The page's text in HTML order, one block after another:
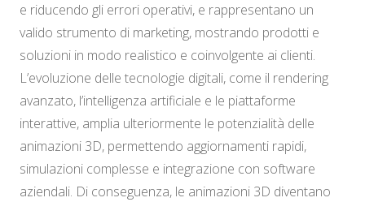
e riducendo gli errori operativi, e rappresentano un
valido strumento di marketing, mostrando prodotti e
soluzioni in modo realistico e coinvolgente ai clienti.
L’evoluzione delle tecnologie digitali, come il rendering
avanzato, l’intelligenza artificiale e le piattaforme
interattive, amplia ulteriormente le potenzialità delle
animazioni 3D, permettendo aggiornamenti rapidi,
simulazioni complesse e integrazione con software
aziendali. Di conseguenza, le animazioni 3D diventano